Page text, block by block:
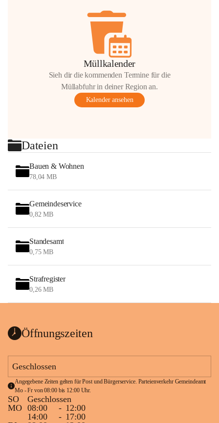
Müllkalender
Sieh dir die kommenden Termine für die
Müllabfuhr in deiner Region an.
Kalender ansehen
Dateien
Bauen & Wohnen
78,04 MB
Gemeindeservice
0,82 MB
Standesamt
0,75 MB
Strafregister
0,26 MB
Öffnungszeiten
Geschlossen
Angegebene Zeiten gelten für Post und Bürgerservice. Parteienverkehr Gemeindeamt
Mo - Fr von 08:00 bis 12:00 Uhr.
SO
Geschlossen
MO 08:00 - 12:00
14:00
- 17:00